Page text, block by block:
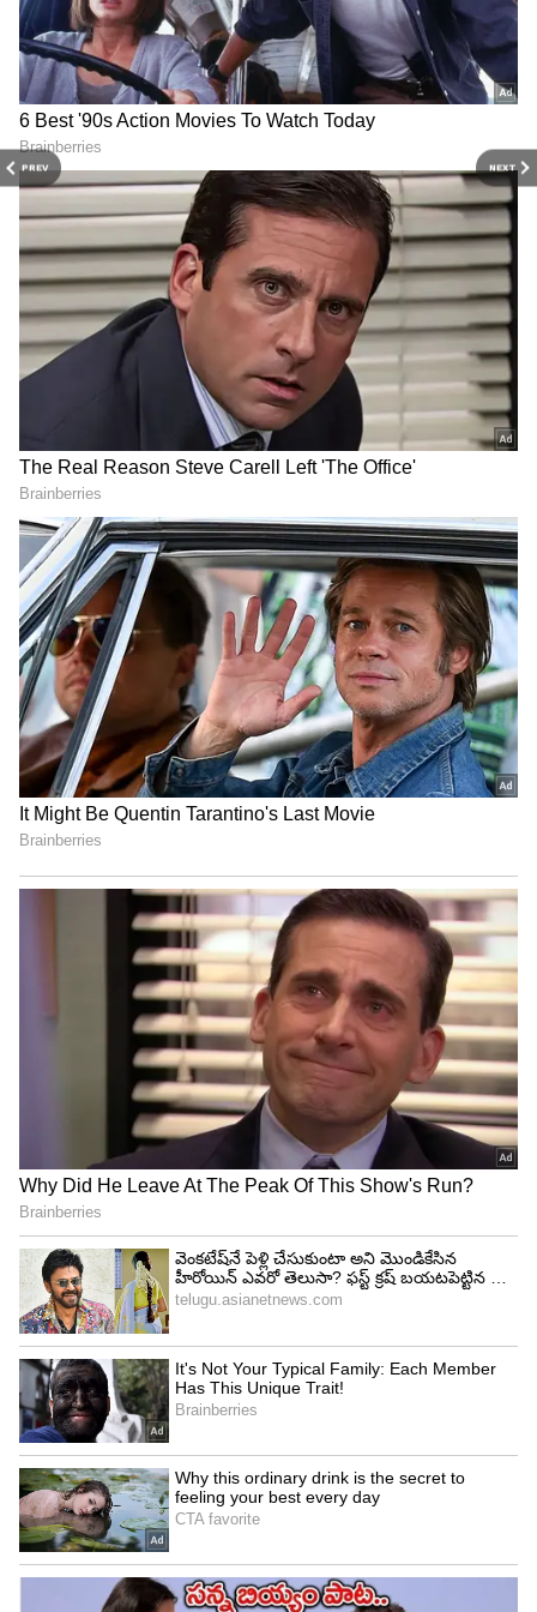
PREV NEXT
ఎన్టీఆర్, రామ్ చరణ్ బెస్ట్ ఫ్రెండ్స్ అనే విషయం
‘ఆర్ఆర్ఆర్’తో బయటికి వచ్చింది. ఈ సినిమా ప్రమోషన్స్
లో వీరిద్దరూ ఎంతో క్లోజ్ గా, దగ్గరిగా మాట్లాడుకోవడం చూసి
అంతా ఆశ్చర్యపోయారు.
4
6
ఏదేమైనా తమ అభిమాన హీరోలు కలిసి ఉండటం, వారి
స్నేహబంధాన్ని చూసి అభిమానులు మురిసిపోయారు.
అయితే ‘ఆర్ఆర్ఆర్‘ ప్రమోషన్స్ సమయంలో ఎన్టీఆర్ చరణ్
కు సబంధించిన సీక్రెట్ ను రివీల్ చేశారు.
6
అందేంటో కాదు... చరణ్ కొత్త వ్యక్తులను కలిసినప్పుడు వారి
పేర్లను చెబితే మొదటిసారికే గుర్తుపెట్టుకోవడం కష్టమంట.
అయితే వారిని మళ్లీ పిలవాల్సి వస్తే వారి పేరుతో కాకుండా
రకరకాల పేర్లతో పిలుస్తారని చెప్పుకొచ్చారు.